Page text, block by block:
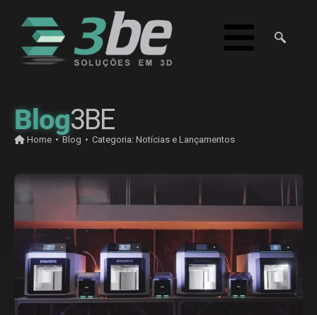
Blog3BE
Home • Blog • Categoria: Notícias e Lançamentos